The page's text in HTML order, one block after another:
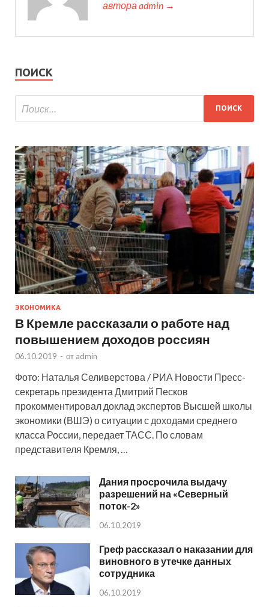
автора admin →
ПОИСК
ЭКОНОМИКА
В Кремле рассказали о работе над
повышением доходов россиян
06.10.2019 - от admin
Фото: Наталья Селиверстова / РИА Новости Пресс-
секретарь президента Дмитрий Песков
прокомментировал доклад экспертов Высшей школы
экономики (ВШЭ) о ситуации с доходами среднего
класса России, передает ТАСС. По словам
представителя Кремля, …
Дания просрочила выдачу
разрешений на «Северный
поток-2»
06.10.2019
Греф рассказал о наказании для
виновного в утечке данных
сотрудника
06.10.2019